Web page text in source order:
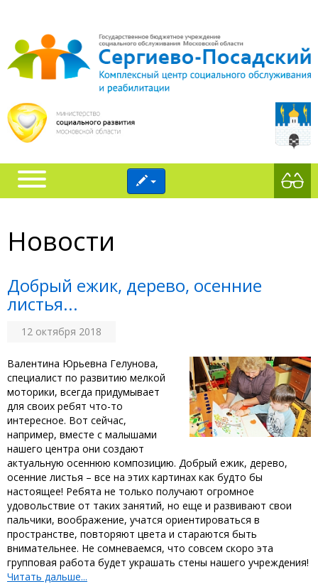
Новости
Добрый ежик, дерево, осенние
листья...
12 октября 2018
Валентина Юрьевна Гелунова,
специалист по развитию мелкой
моторики, всегда придумывает
для своих ребят что-то
интересное. Вот сейчас,
например, вместе с малышами
нашего центра они создают
актуальную осеннюю композицию. Добрый ежик, дерево,
осенние листья – все на этих картинах как будто бы
настоящее! Ребята не только получают огромное
удовольствие от таких занятий, но еще и развивают свои
пальчики, воображение, учатся ориентироваться в
пространстве, повторяют цвета и стараются быть
внимательнее. Не сомневаемся, что совсем скоро эта
групповая работа будет украшать стены нашего учреждения!
Читать дальше...